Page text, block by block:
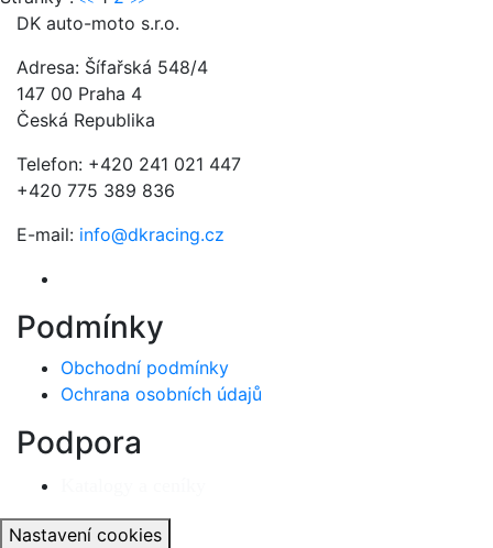
DK auto-moto s.r.o.
Adresa: Šífařská 548/4
147 00 Praha 4
Česká Republika
Telefon: +420 241 021 447
+420 775 389 836
E-mail: info@dkracing.cz
Podmínky
Obchodní podmínky
Ochrana osobních údajů
Podpora
Nastavení cookies